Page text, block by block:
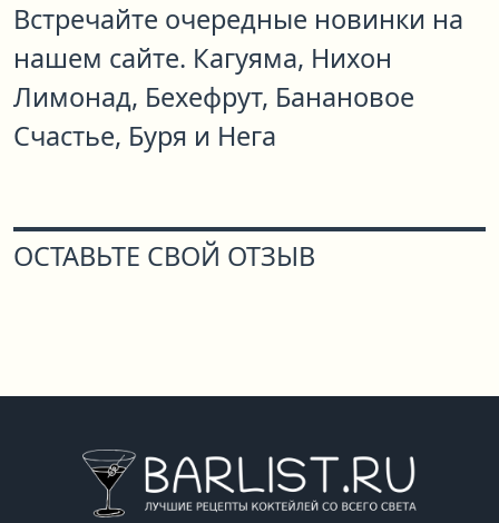
Встречайте очередные новинки на
нашем сайте. Кагуяма, Нихон
Лимонад, Бехефрут, Банановое
Счастье, Буря и Нега
ОСТАВЬТЕ СВОЙ ОТЗЫВ